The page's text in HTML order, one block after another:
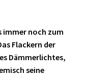
immer noch zum
Flackern der
Dämmerlichtes,
seine